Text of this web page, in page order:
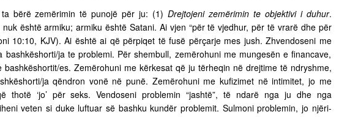
bërë zemërimin të punojë për ju: (1) Drejtojeni zemërimin te objektivi i duhur.
nuk është armiku; armiku është Satani. Ai vjen “për të vjedhur, për të vrarë dhe për
10:10, KJV). Ai është ai që përpiqet të fusë përçarje mes jush. Zhvendoseni me
bashkëshorti/ja te problemi. Për shembull, zemërohuni me mungesën e financave,
bashkëshortit/es. Zemërohuni me kërkesat që ju tërheqin në drejtime të ndryshme,
ja qëndron vonë në punë. Zemërohuni me kufizimet në intimitet, jo me
thotë ‘jo’ për seks. Vendoseni problemin “jashtë”, të ndarë nga ju dhe nga
veten si duke luftuar së bashku kundër problemit. Sulmoni problemin, jo njëri-